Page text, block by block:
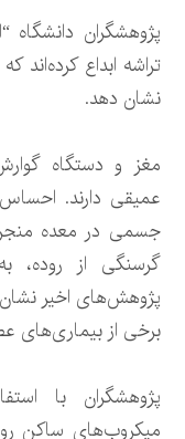
تراشه ابداع کرده‌اند
نشان دهد.
مغز و دستگاه
عمیقی دارند.
جسمی در معده منجر
گرسنگی از روده،
پژوهش‌های اخیر نشان
برخی از بیماری‌های
پژوهشگران با
میکروب‌های ساکن